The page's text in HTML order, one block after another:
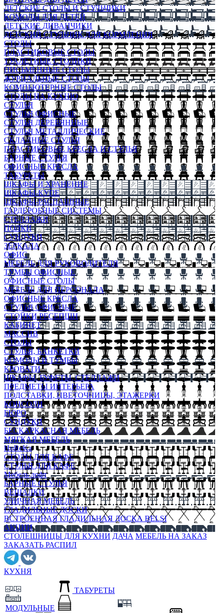
ДЕТСКИЕ СТОЛЫ И СТУЛЬЧИКИ
КОМОДЫ ДЛЯ ДЕТЕЙ
ДЕТСКИЕ ДИВАНЧИКИ
ДЕТСКИЙ СТУЛЬЧИК ДЛЯ КОРМЛЕНИЯ
СТОЛЫ
ПЛАСТИКОВЫЕ СТОЛЫ
ТУАЛЕТНЫЕ СТОЛИКИ
ПИСЬМЕННЫЕ СТОЛЫ
ЖУРНАЛЬНЫЕ СТОЛЫ
КОМПЬЮТЕРНЫЕ СТОЛЫ
СТОЛЫ НА КУХНЮ
СТУЛЬЯ
СТУЛЬЯ ОФИСНЫЕ
СТУЛЬЯ ДЕРЕВЯННЫЕ
СТУЛЬЯ МЕТАЛЛИЧЕСКИЕ
СКЛАДНЫЕ СТУЛЬЯ
ПЛАСТИКОВЫЕ КРЕСЛА И СТУЛЬЯ
БАРНЫЕ СТУЛЬЯ
ОФИСНЫЕ КРЕСЛА
ТАБУРЕТЫ
ШКАФЫ И ХРАНЕНИЕ
ШКАФЫ-КУПЕ
ШКАФЫ-РАСПАШНЫЕ
ГАРДЕРОБНЫЕ СИСТЕМЫ
СТЕЛЛАЖИ
ПОЛКИ
СУНДУКИ
ЗЕРКАЛА
ОФИС
МЕБЕЛЬ ДЛЯ РУКОВОДИТЕЛЯ
ТУМБЫ ОФИСНЫЕ
ОФИСНЫЕ СТОЛЫ
МЕБЕЛЬ ДЛЯ ПЕРСОНАЛА
ОФИСНЫЕ КРЕСЛА
СТУЛЬЯ ОФИСНЫЕ
СТОЙКИ РЕСЕПШН
КАБИНЕТ
МАССИВ
СТОЛЫ
СТУЛЬЯ, БАНКЕТКИ
КОМОДЫ И ТУМБЫ
КРОВАТИ
ШКАФЫ, БУФЕТЫ, СТЕЛЛАЖИ
ПРЕДМЕТЫ ИНТЕРЬЕРА
ПОДСТАВКИ, ЦВЕТОЧНИЦЫ, ЭТАЖЕРКИ
КОНСОЛИ
БЮРО
СУНДУКИ
БЕСКАРКАСНАЯ МЕБЕЛЬ
МЯГКАЯ МЕБЕЛЬ
HoReKa
СТОЛЫ ДЛЯ КАФЕ
СТУЛЬЯ ДЛЯ КАФЕ
Мебель лофт
БАРНЫЕ СТУЛЬЯ
ВЕШАЛКИ
УЛИЧНАЯ МЕБЕЛЬ
ГЛАДИЛЬНЫЕ ДОСКИ
ВСТРОЕННАЯ ГЛАДИЛЬНАЯ ДОСКА BELSI
АКЦИИ
СТОЛЕШНИЦЫ ДЛЯ КУХНИ ДАЧА МЕБЕЛЬ НА ЗАКАЗ
ЗАКАЗАТЬ РАСПИЛ
КУХНЯ
МОДУЛЬНЫЕ
ТАБУРЕТЫ